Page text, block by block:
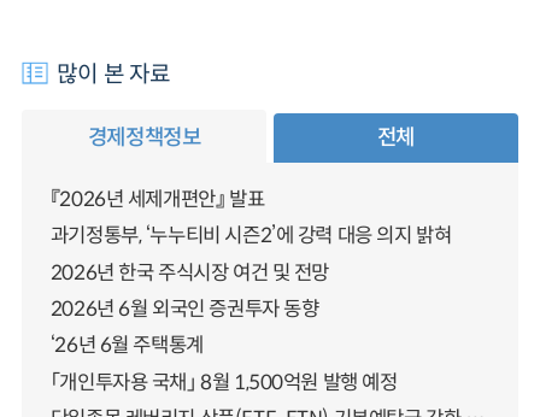
많이 본 자료
경제정책정보 전체
『2026년 세제개편안』 발표
과기정통부, ‘누누티비 시즌2’에 강력 대응 의지 밝혀
2026년 한국 주식시장 여건 및 전망
2026년 6월 외국인 증권투자 동향
‘26년 6월 주택통계
「개인투자용 국채」 8월 1,500억원 발행 예정